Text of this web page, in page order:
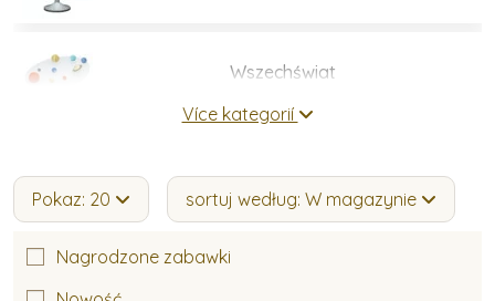
Wszechświat
Více kategorií
Pokaz: 20 sortuj według: W magazynie
Nagrodzone zabawki